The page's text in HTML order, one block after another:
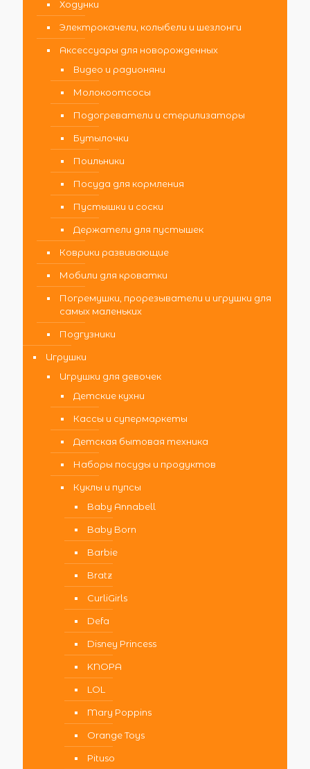
Ходунки
Электрокачели, колыбели и шезлонги
Аксессуары для новорожденных
Видео и радионяни
Молокоотсосы
Подогреватели и стерилизаторы
Бутылочки
Поильники
Посуда для кормления
Пустышки и соски
Держатели для пустышек
Коврики развивающие
Мобили для кроватки
Погремушки, прорезыватели и игрушки для
самых маленьких
Подгузники
Игрушки
Игрушки для девочек
Детские кухни
Кассы и супермаркеты
Детская бытовая техника
Наборы посуды и продуктов
Куклы и пупсы
Baby Annabell
Baby Born
Barbie
Bratz
CurliGirls
Defa
Disney Princess
KNOPA
LOL
Mary Poppins
Orange Toys
Pituso